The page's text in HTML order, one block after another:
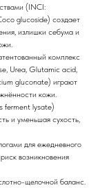
(INCI:
glucoside) создает
излишки себума и
комплекс
Urea, Glutamic acid,
gluconate) играют
кожи.
ferment lysate)
и уменьшая сухость,
для ежедневного
возникновения
щелочной баланс.